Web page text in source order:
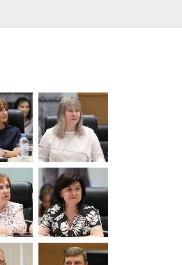
контрольно-счетных органов
области